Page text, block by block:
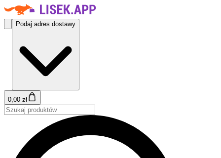
Podaj adres dostawy
0,00 zł